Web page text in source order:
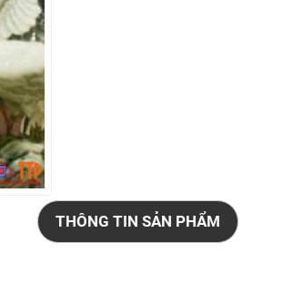
THÔNG TIN SẢN PHẨM